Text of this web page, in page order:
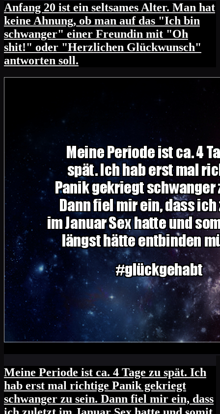
Anfang 20 ist ein seltsames Alter. Man hat
keine Ahnung, ob man auf das "Ich bin
schwanger" einer Freundin mit "Oh
shit!" oder "Herzlichen Glückwunsch"
antworten soll.
Meine Periode ist ca. 4 Tage zu spät. Ich
hab erst mal richtige Panik gekriegt
schwanger zu sein. Dann fiel mir ein, dass